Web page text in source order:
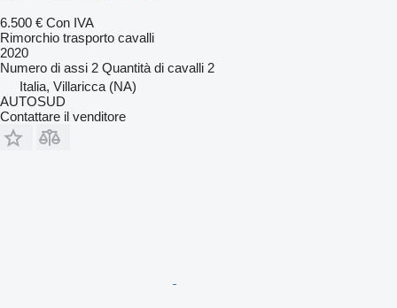
6.500 € Con IVA
Rimorchio trasporto cavalli
2020
Numero di assi 2 Quantità di cavalli 2
Italia, Villaricca (NA)
AUTOSUD
Contattare il venditore